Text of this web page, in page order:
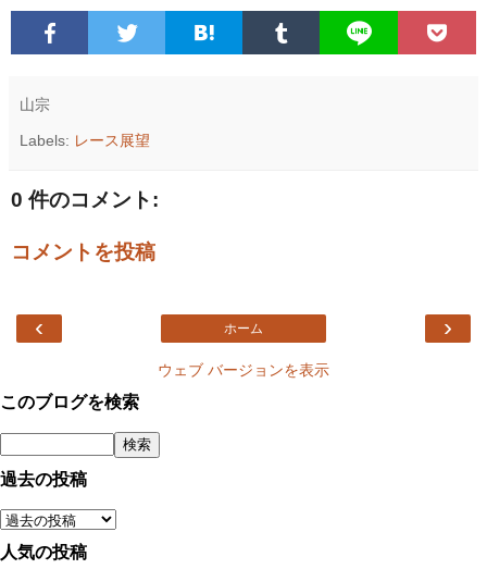
山宗
Labels: レース展望
0 件のコメント:
コメントを投稿
‹ ›
ホーム
ウェブ バージョンを表示
このブログを検索
過去の投稿
人気の投稿